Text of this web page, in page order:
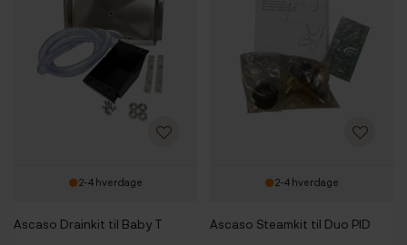
2-4 hverdage
Ascaso Drainkit til Baby T
2-4 hverdage
Ascaso Steamkit til Duo PID